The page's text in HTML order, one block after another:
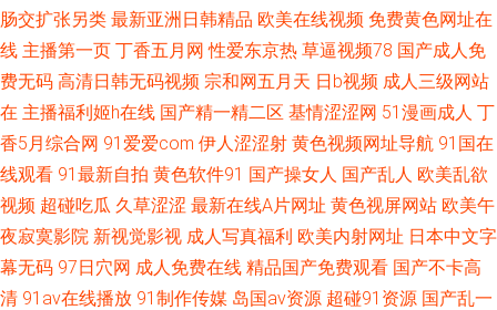
合网 超碰网址 精东A片 久草国产福利视频 欧美专区精品色 亚洲免费成人电
影 午夜免费大片
肠交扩张另类 最新亚洲日韩精品 欧美在线视频 免费黄色网址在
线 主播第一页 丁香五月网 性爱东京热 草逼视频78 国产成人免
费无码 高清日韩无码视频 宗和网五月天 日b视频 成人三级网站
在 主播福利姬h在线 国产精一精二区 基情涩涩网 51漫画成人 丁
香5月综合网 91爱爱com 伊人涩涩射 黄色视频网址导航 91国在
线观看 91最新自拍 黄色软件91 国产操女人 国产乱人 欧美乱欲
视频 超碰吃瓜 久草涩涩 最新在线A片网址 黄色视屏网站 欧美午
夜寂寞影院 新视觉影视 成人写真福利 欧美内射网址 日本中文字
幕无码 97日穴网 成人免费在线 精品国产免费观看 国产不卡高
清 91av在线播放 91制作传媒 岛国av资源 超碰91资源 国产乱一